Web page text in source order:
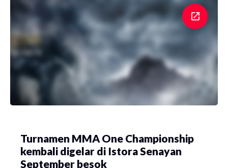
Turnamen MMA One Championship
kembali digelar di Istora Senayan
September besok